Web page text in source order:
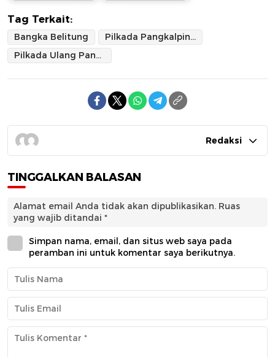
Tag Terkait:
Bangka Belitung
Pilkada Pangkalpinang
Pilkada Ulang Pangkalpinang
Redaksi
TINGGALKAN BALASAN
Alamat email Anda tidak akan dipublikasikan. Ruas
yang wajib ditandai *
Simpan nama, email, dan situs web saya pada
peramban ini untuk komentar saya berikutnya.